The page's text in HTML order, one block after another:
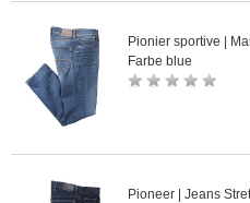
Pionier sportive |
Farbe blue
Pioneer | Jeans